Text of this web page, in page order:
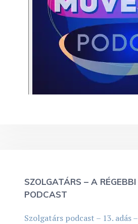
SZOLGATÁRS – A RÉGEBBI
PODCAST
Szolgatárs podcast – 13. adás –